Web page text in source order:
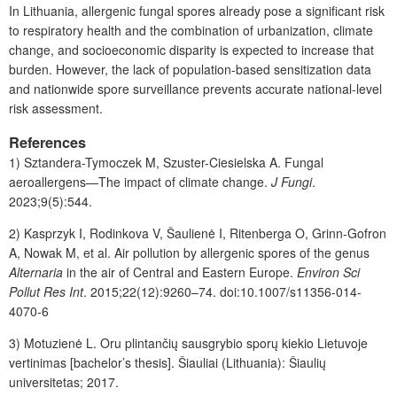
In Lithuania, allergenic fungal spores already pose a significant risk
to respiratory health and the combination of urbanization, climate
change, and socioeconomic disparity is expected to increase that
burden. However, the lack of population-based sensitization data
and nationwide spore surveillance prevents accurate national-level
risk assessment.
References
1) Sztandera-Tymoczek M, Szuster-Ciesielska A. Fungal
aeroallergens—The impact of climate change. J Fungi.
2023;9(5):544.
2) Kasprzyk I, Rodinkova V, Šaulienė I, Ritenberga O, Grinn-Gofron
A, Nowak M, et al. Air pollution by allergenic spores of the genus
Alternaria in the air of Central and Eastern Europe. Environ Sci
Pollut Res Int. 2015;22(12):9260–74. doi:10.1007/s11356-014-
4070-6
3) Motuzienė L. Oru plintančių sausgrybio sporų kiekio Lietuvoje
vertinimas [bachelor’s thesis]. Šiauliai (Lithuania): Šiaulių
universitetas; 2017.